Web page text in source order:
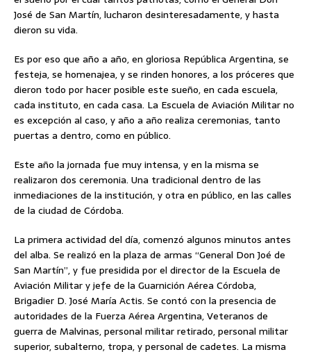
José de San Martín, lucharon desinteresadamente, y hasta
dieron su vida.
Es por eso que año a año, en gloriosa República Argentina, se
festeja, se homenajea, y se rinden honores, a los próceres que
dieron todo por hacer posible este sueño, en cada escuela,
cada instituto, en cada casa. La Escuela de Aviación Militar no
es excepción al caso, y año a año realiza ceremonias, tanto
puertas a dentro, como en público.
Este año la jornada fue muy intensa, y en la misma se
realizaron dos ceremonia. Una tradicional dentro de las
inmediaciones de la institución, y otra en público, en las calles
de la ciudad de Córdoba.
La primera actividad del día, comenzó algunos minutos antes
del alba. Se realizó en la plaza de armas “General Don Joé de
San Martín”, y fue presidida por el director de la Escuela de
Aviación Militar y jefe de la Guarnición Aérea Córdoba,
Brigadier D. José María Actis. Se contó con la presencia de
autoridades de la Fuerza Aérea Argentina, Veteranos de
guerra de Malvinas, personal militar retirado, personal militar
superior, subalterno, tropa, y personal de cadetes. La misma